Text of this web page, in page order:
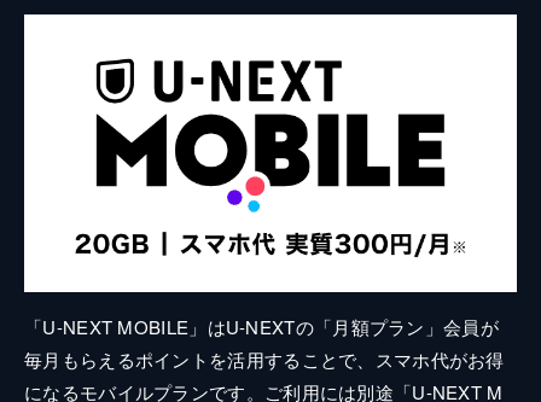
「U-NEXT MOBILE」はU-NEXTの「月額プラン」会員が
毎月もらえるポイントを活用することで、スマホ代がお得
になるモバイルプランです。ご利用には別途「U-NEXT M